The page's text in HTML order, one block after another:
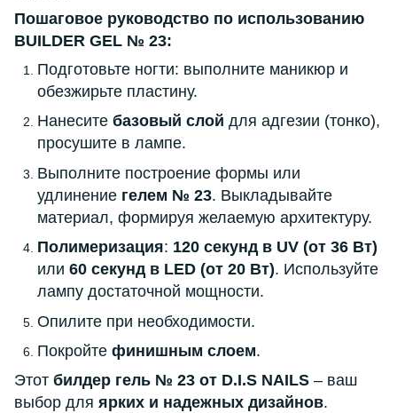
Пошаговое руководство по использованию
BUILDER GEL № 23:
Подготовьте ногти: выполните маникюр и
обезжирьте пластину.
Нанесите базовый слой для адгезии (тонко),
просушите в лампе.
Выполните построение формы или
удлинение гелем № 23. Выкладывайте
материал, формируя желаемую архитектуру.
Полимеризация: 120 секунд в UV (от 36 Вт)
или 60 секунд в LED (от 20 Вт). Используйте
лампу достаточной мощности.
Опилите при необходимости.
Покройте финишным слоем.
Этот билдер гель № 23 от D.I.S NAILS – ваш
выбор для ярких и надежных дизайнов.